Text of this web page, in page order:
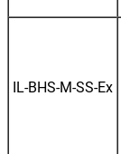
IL-BHS-M-SS-Ex